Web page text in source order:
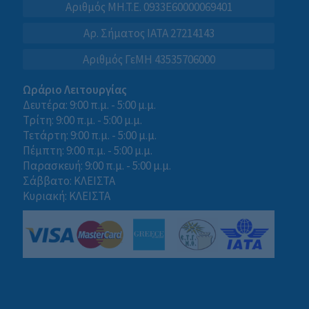
Αριθμός MH.T.E. 0933E60000069401
Αρ. Σήματος IATA 27214143
Αριθμός ΓεΜΗ 43535706000
Ωράριο Λειτουργίας
Δευτέρα: 9:00 π.μ. - 5:00 μ.μ.
Τρίτη: 9:00 π.μ. - 5:00 μ.μ.
Τετάρτη: 9:00 π.μ. - 5:00 μ.μ.
Πέμπτη: 9:00 π.μ. - 5:00 μ.μ.
Παρασκευή: 9:00 π.μ. - 5:00 μ.μ.
Σάββατο: ΚΛΕΙΣΤΑ
Κυριακή: ΚΛΕΙΣΤΑ